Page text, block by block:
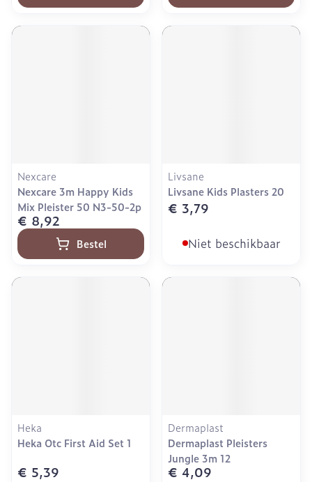
Nexcare
Nexcare 3m Happy Kids
Mix Pleister 50 N3-50-2p
€ 8,92
Bestel
Livsane
Livsane Kids Plasters 20
€ 3,79
Niet beschikbaar
Heka
Heka Otc First Aid Set 1
€ 5,39
Dermaplast
Dermaplast Pleisters
Jungle 3m 12
€ 4,09